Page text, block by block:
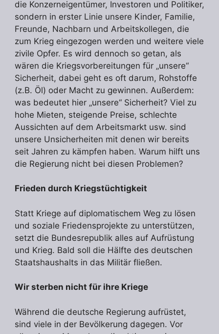
die Konzerneigentümer, Investoren und Politiker,
sondern in erster Linie unsere Kinder, Familie,
Freunde, Nachbarn und Arbeitskollegen, die
zum Krieg eingezogen werden und weitere viele
zivile Opfer. Es wird dennoch so getan, als
wären die Kriegsvorbereitungen für „unsere“
Sicherheit, dabei geht es oft darum, Rohstoffe
(z.B. Öl) oder Macht zu gewinnen. Außerdem:
was bedeutet hier „unsere“ Sicherheit? Viel zu
hohe Mieten, steigende Preise, schlechte
Aussichten auf dem Arbeitsmarkt usw. sind
unsere Unsicherheiten mit denen wir bereits
seit Jahren zu kämpfen haben. Warum hilft uns
die Regierung nicht bei diesen Problemen?
Frieden durch Kriegstüchtigkeit
Statt Kriege auf diplomatischem Weg zu lösen
und soziale Friedensprojekte zu unterstützen,
setzt die Bundesrepublik alles auf Aufrüstung
und Krieg. Bald soll die Hälfte des deutschen
Staatshaushalts in das Militär fließen.
Wir sterben nicht für ihre Kriege
Während die deutsche Regierung aufrüstet,
sind viele in der Bevölkerung dagegen. Vor